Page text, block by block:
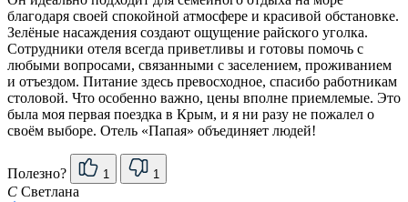
благодаря своей спокойной атмосфере и красивой обстановке.
Зелёные насаждения создают ощущение райского уголка.
Сотрудники отеля всегда приветливы и готовы помочь с
любыми вопросами, связанными с заселением, проживанием
и отъездом. Питание здесь превосходное, спасибо работникам
столовой. Что особенно важно, цены вполне приемлемые. Это
была моя первая поездка в Крым, и я ни разу не пожалел о
своём выборе. Отель «Папая» объединяет людей!
Полезно? 1 1
С Светлана